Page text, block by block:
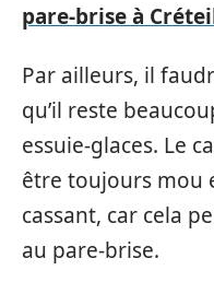
pare-brise à
Par ailleurs, il
qu’il reste
essuie-glaces. Le
être toujours mou
cassant, car cela
au pare-brise.